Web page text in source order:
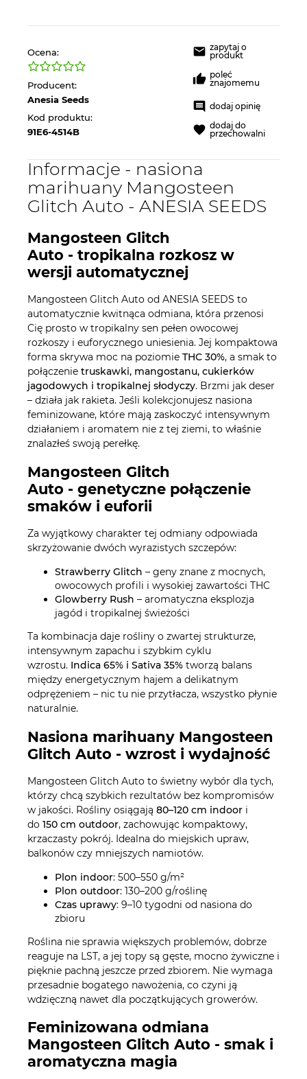
Ocena:
Producent:
Anesia Seeds
Kod produktu:
91E6-4514B
zapytaj o
produkt
poleć
znajomemu
dodaj opinię
dodaj do
przechowalni
Informacje - nasiona
marihuany Mangosteen
Glitch Auto - ANESIA SEEDS
Mangosteen Glitch
Auto - tropikalna rozkosz w
wersji automatycznej
Mangosteen Glitch Auto od ANESIA SEEDS to
automatycznie kwitnąca odmiana, która przenosi
Cię prosto w tropikalny sen pełen owocowej
rozkoszy i euforycznego uniesienia. Jej kompaktowa
forma skrywa moc na poziomie THC 30%, a smak to
połączenie truskawki, mangostanu, cukierków
jagodowych i tropikalnej słodyczy. Brzmi jak deser
– działa jak rakieta. Jeśli kolekcjonujesz nasiona
feminizowane, które mają zaskoczyć intensywnym
działaniem i aromatem nie z tej ziemi, to właśnie
znalazłeś swoją perełkę.
Mangosteen Glitch
Auto - genetyczne połączenie
smaków i euforii
Za wyjątkowy charakter tej odmiany odpowiada
skrzyżowanie dwóch wyrazistych szczepów:
Strawberry Glitch – geny znane z mocnych,
owocowych profili i wysokiej zawartości THC
Glowberry Rush – aromatyczna eksplozja
jagód i tropikalnej świeżości
Ta kombinacja daje rośliny o zwartej strukturze,
intensywnym zapachu i szybkim cyklu
wzrostu. Indica 65% i Sativa 35% tworzą balans
między energetycznym hajem a delikatnym
odprężeniem – nic tu nie przytłacza, wszystko płynie
naturalnie.
Nasiona marihuany Mangosteen
Glitch Auto - wzrost i wydajność
Mangosteen Glitch Auto to świetny wybór dla tych,
którzy chcą szybkich rezultatów bez kompromisów
w jakości. Rośliny osiągają 80–120 cm indoor i
do 150 cm outdoor, zachowując kompaktowy,
krzaczasty pokrój. Idealna do miejskich upraw,
balkonów czy mniejszych namiotów.
Plon indoor: 500–550 g/m²
Plon outdoor: 130–200 g/roślinę
Czas uprawy: 9–10 tygodni od nasiona do
zbioru
Roślina nie sprawia większych problemów, dobrze
reaguje na LST, a jej topy są gęste, mocno żywiczne i
pięknie pachną jeszcze przed zbiorem. Nie wymaga
przesadnie bogatego nawożenia, co czyni ją
wdzięczną nawet dla początkujących growerów.
Feminizowana odmiana
Mangosteen Glitch Auto - smak i
aromatyczna magia